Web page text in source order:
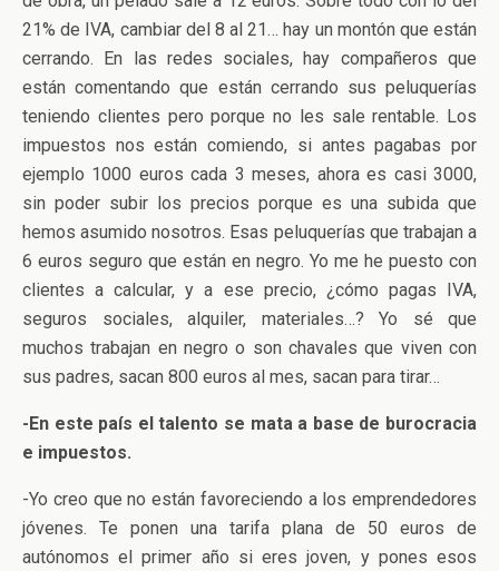
21% de IVA, cambiar del 8 al 21… hay un montón que están
cerrando. En las redes sociales, hay compañeros que
están comentando que están cerrando sus peluquerías
teniendo clientes pero porque no les sale rentable. Los
impuestos nos están comiendo, si antes pagabas por
ejemplo 1000 euros cada 3 meses, ahora es casi 3000,
sin poder subir los precios porque es una subida que
hemos asumido nosotros. Esas peluquerías que trabajan a
6 euros seguro que están en negro. Yo me he puesto con
clientes a calcular, y a ese precio, ¿cómo pagas IVA,
seguros sociales, alquiler, materiales…? Yo sé que
muchos trabajan en negro o son chavales que viven con
sus padres, sacan 800 euros al mes, sacan para tirar…
-En este país el talento se mata a base de burocracia
e impuestos.
-Yo creo que no están favoreciendo a los emprendedores
jóvenes. Te ponen una tarifa plana de 50 euros de
autónomos el primer año si eres joven, y pones esos